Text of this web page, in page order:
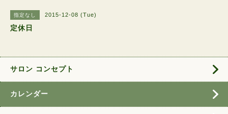
指定なし 2015-12-08 (Tue)
定休日
サロン コンセプト
カレンダー